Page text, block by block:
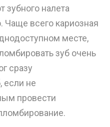
зубного налета
Чаще всего кариозная
месте,
зуб очень
сразу
, если не
провести
.